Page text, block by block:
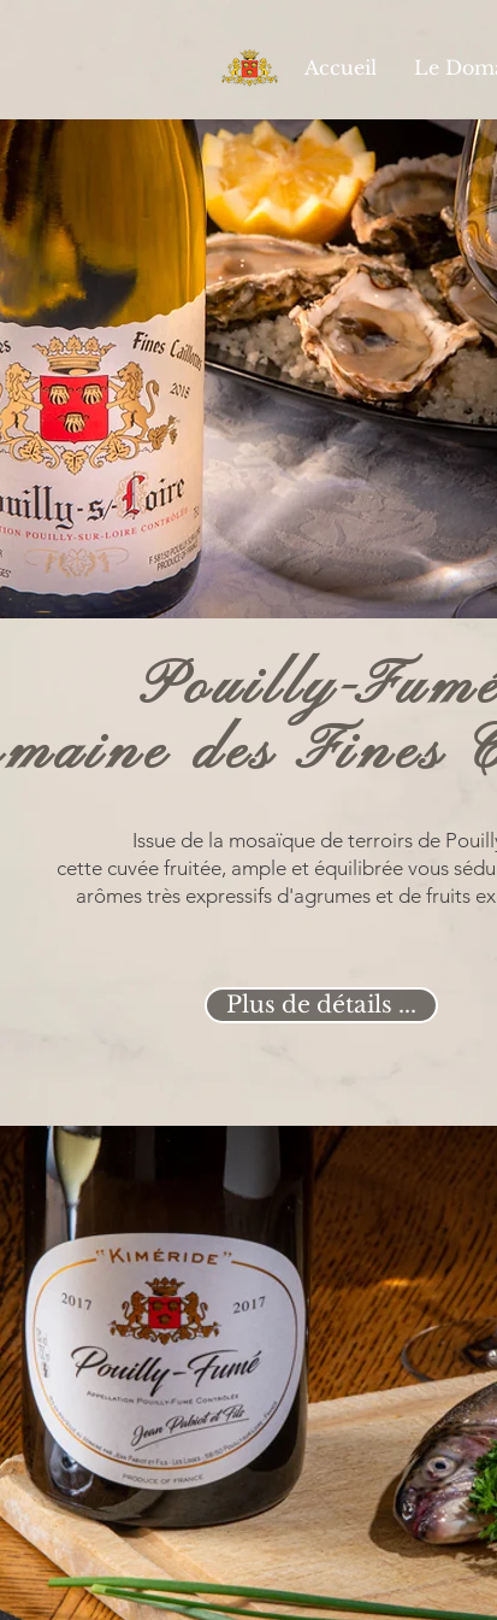
Accueil Le
Pouilly-
des Fines
Issue de la mosaïque de terroirs de
cette cuvée fruitée, ample et équilibrée vous
arômes très expressifs d'agrumes et de fruits
Plus de détails ...